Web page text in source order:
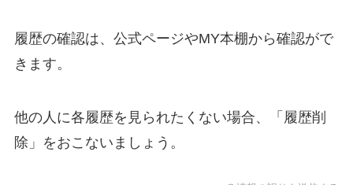
履歴の確認は、公式ページやMY本棚から確認がで
きます。
他の人に各履歴を見られたくない場合、「履歴削
除」をおこないましょう。